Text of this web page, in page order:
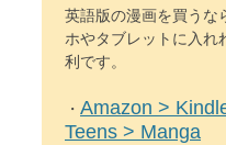
英語版の漫画を買うな
ホやタブレットに入れ
利です。
・ Amazon >
Teens > Manga